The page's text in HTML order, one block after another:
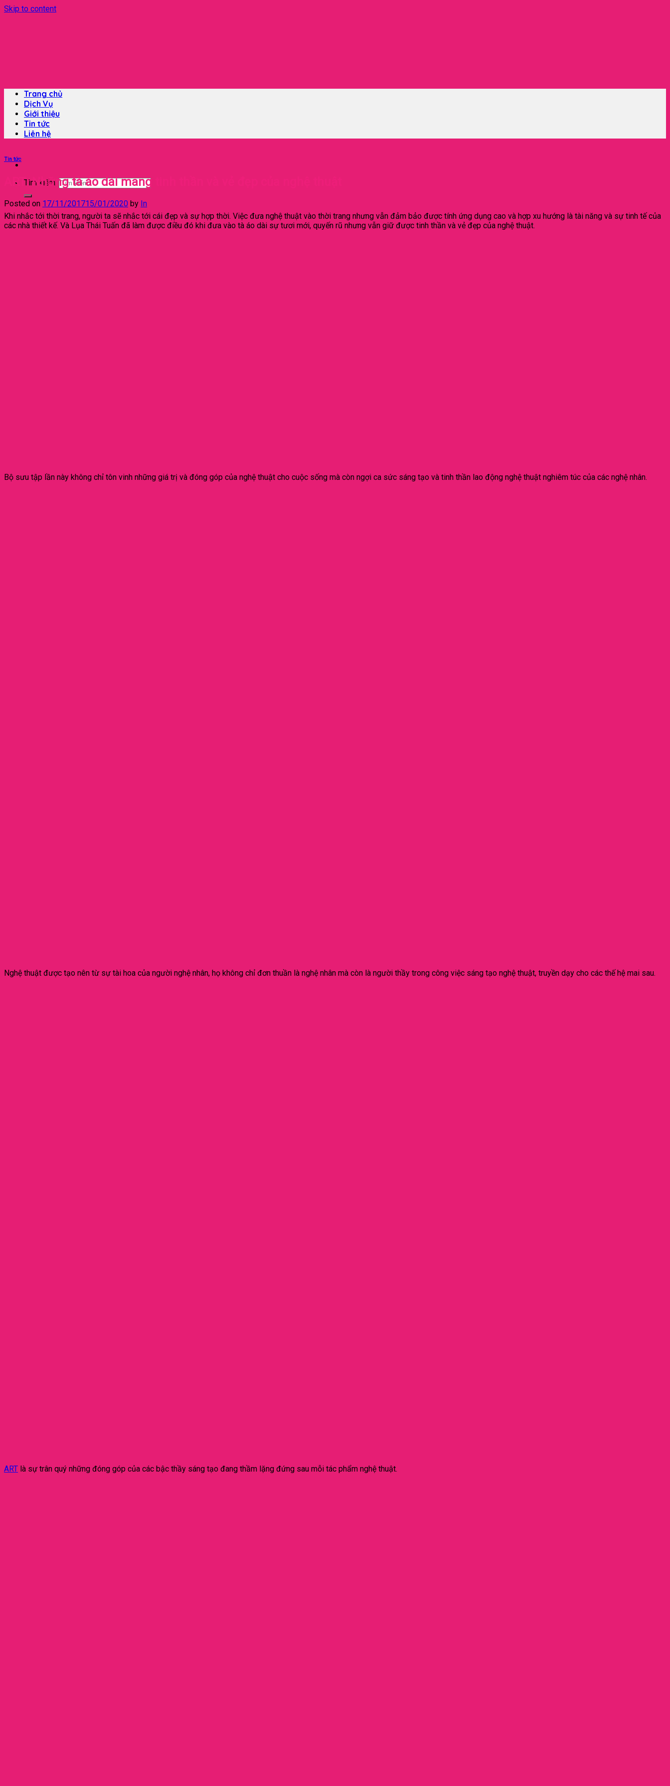
Skip to content
Tìm kiếm:
Trang chủ
Dịch Vụ
Giới thiệu
Tin tức
Liên hệ
Tin tức
ART: Những tà áo dài mang tinh thần và vẻ đẹp của nghệ thuật
Posted on 17/11/201715/01/2020 by In
Khi nhắc tới thời trang, người ta sẽ nhắc tới cái đẹp và sự hợp thời. Việc đưa nghệ thuật vào thời trang nhưng vẫn đảm bảo được tính ứng dụng cao và hợp xu hướng là tài năng và sự tinh tế của
các nhà thiết kế. Và Lụa Thái Tuấn đã làm được điều đó khi đưa vào tà áo dài sự tươi mới, quyến rũ nhưng vẫn giữ được tinh thần và vẻ đẹp của nghệ thuật.
Bộ sưu tập lần này không chỉ tôn vinh những giá trị và đóng góp của nghệ thuật cho cuộc sống mà còn ngợi ca sức sáng tạo và tinh thần lao động nghệ thuật nghiêm túc của các nghệ nhân.
Nghệ thuật được tạo nên từ sự tài hoa của người nghệ nhân, họ không chỉ đơn thuần là nghệ nhân mà còn là người thầy trong công việc sáng tạo nghệ thuật, truyền dạy cho các thế hệ mai sau.
ART là sự trân quý những đóng góp của các bậc thầy sáng tạo đang thầm lặng đứng sau mỗi tác phẩm nghệ thuật.